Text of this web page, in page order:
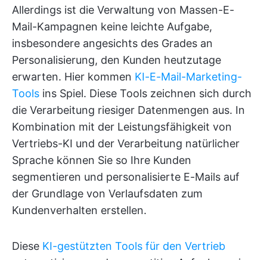
Allerdings ist die Verwaltung von Massen-E-
Mail-Kampagnen keine leichte Aufgabe,
insbesondere angesichts des Grades an
Personalisierung, den Kunden heutzutage
erwarten. Hier kommen KI-E-Mail-Marketing-
Tools ins Spiel. Diese Tools zeichnen sich durch
die Verarbeitung riesiger Datenmengen aus. In
Kombination mit der Leistungsfähigkeit von
Vertriebs-KI und der Verarbeitung natürlicher
Sprache können Sie so Ihre Kunden
segmentieren und personalisierte E-Mails auf
der Grundlage von Verlaufsdaten zum
Kundenverhalten erstellen.
Diese KI-gestützten Tools für den Vertrieb